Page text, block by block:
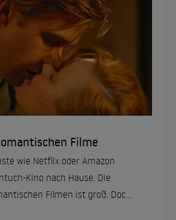
für Philadelphia und Forrest
bis heute zu den wenigen
diese Meisterleistung
Filme
wie Netflix oder Amazon
Kino nach Hause. Die
Filmen ist groß. Doch
Liebesfilme? Und welche